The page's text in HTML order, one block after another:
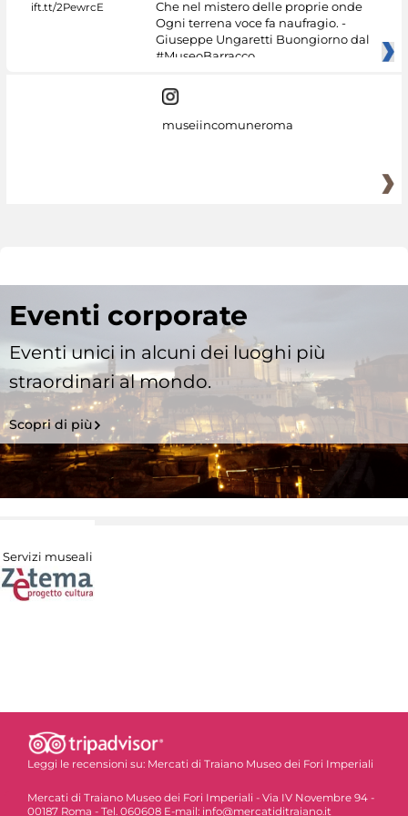
Che nel mistero delle proprie onde
Ogni terrena voce fa naufragio. -
Giuseppe Ungaretti Buongiorno dal
#MuseoBarracco
museiincomuneroma
Eventi corporate
Eventi unici in alcuni dei luoghi più
straordinari al mondo.
Scopri di più
Servizi museali
Leggi le recensioni su: Mercati di Traiano Museo dei Fori Imperiali
Mercati di Traiano Museo dei Fori Imperiali - Via IV Novembre 94 -
00187 Roma - Tel. 060608 E-mail: info@mercatiditraiano.it